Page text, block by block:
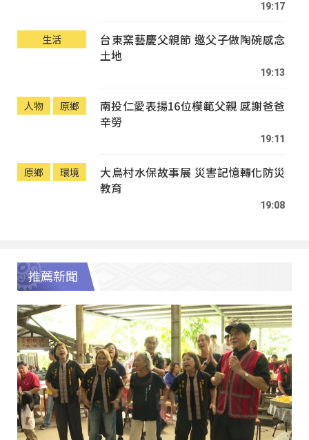
19:17
生活
台東窯藝慶父親節 邀父子做陶碗感念
土地
19:13
人物 原鄉
南投仁愛表揚16位模範父親 感謝爸爸
辛勞
19:11
原鄉 環境
大鳥村水保故事展 災害記憶轉化防災
教育
19:08
推薦新聞